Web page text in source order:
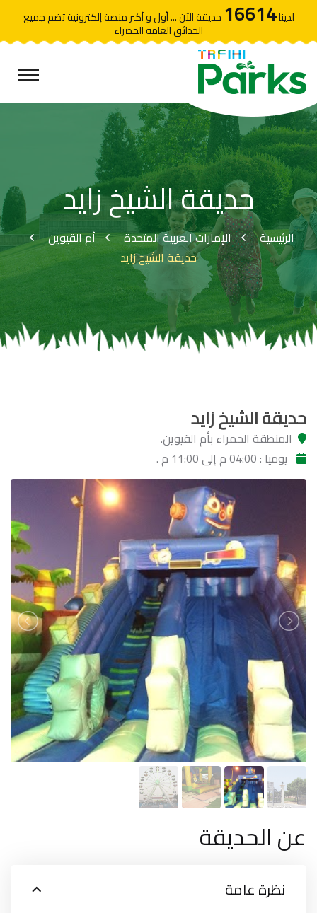
لدينا16614 حديقة الآن ... أول و أكبر منصة إلكترونية تضم جميع
الحدائق العامة الخضراء
حديقة الشيخ زايد
الرئيسية الإمارات العربية المتحدة
أم القيوين
حديقة الشيخ زايد
حديقة الشيخ زايد
المنطقة الحمراء بأم القيوين.
يوميا : 04:00 م إلى 11:00 م .
عن الحديقة
نظرة عامة